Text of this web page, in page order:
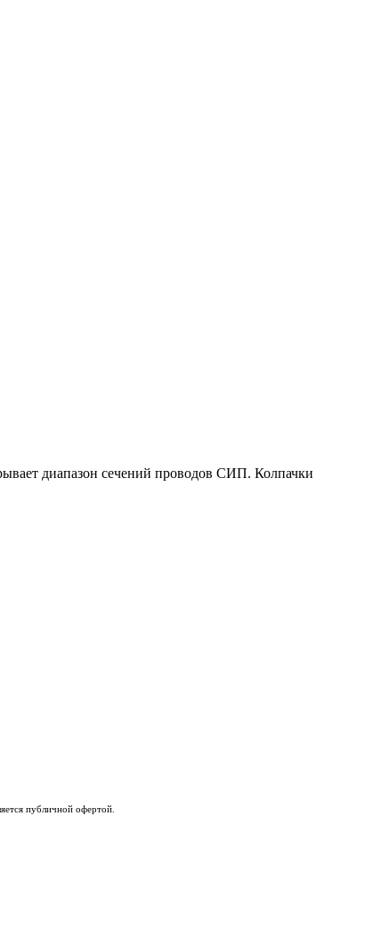
диапазон сечений проводов СИП. Колпачки
публичной офертой.